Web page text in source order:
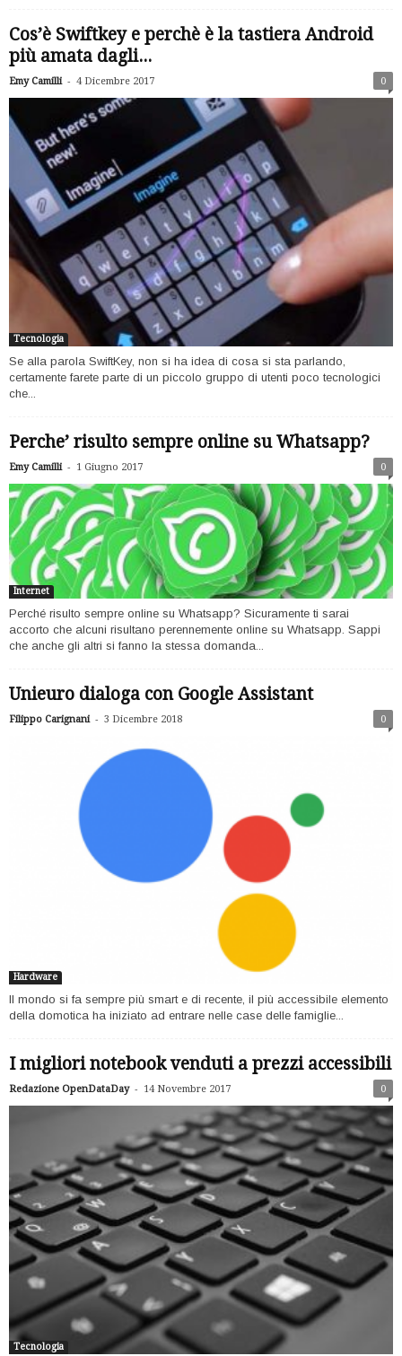
Cos’è Swiftkey e perchè è la tastiera Android
più amata dagli...
Emy Camilli - 4 Dicembre 2017 0
Tecnologia
Se alla parola SwiftKey, non si ha idea di cosa si sta parlando,
certamente farete parte di un piccolo gruppo di utenti poco tecnologici
che...
Perche’ risulto sempre online su Whatsapp?
Emy Camilli - 1 Giugno 2017 0
Internet
Perché risulto sempre online su Whatsapp? Sicuramente ti sarai
accorto che alcuni risultano perennemente online su Whatsapp. Sappi
che anche gli altri si fanno la stessa domanda...
Unieuro dialoga con Google Assistant
Filippo Carignani - 3 Dicembre 2018 0
Hardware
Il mondo si fa sempre più smart e di recente, il più accessibile elemento
della domotica ha iniziato ad entrare nelle case delle famiglie...
I migliori notebook venduti a prezzi accessibili
Redazione OpenDataDay - 14 Novembre 2017 0
Tecnologia